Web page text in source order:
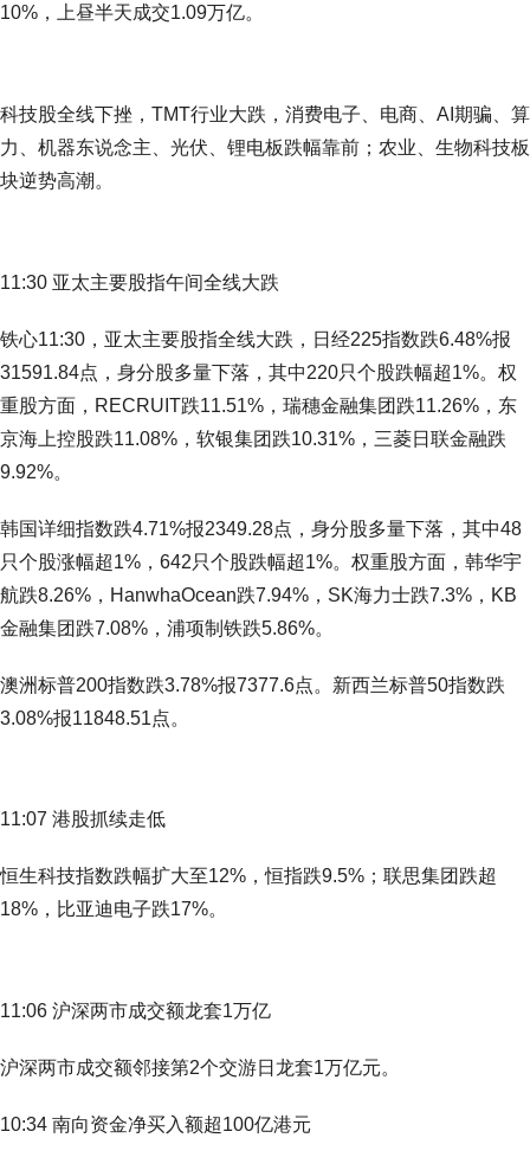
10%，上昼半天成交1.09万亿。
科技股全线下挫，TMT行业大跌，消费电子、电商、AI期骗、算
力、机器东说念主、光伏、锂电板跌幅靠前；农业、生物科技板
块逆势高潮。
11:30 亚太主要股指午间全线大跌
铁心11:30，亚太主要股指全线大跌，日经225指数跌6.48%报
31591.84点，身分股多量下落，其中220只个股跌幅超1%。权
重股方面，RECRUIT跌11.51%，瑞穗金融集团跌11.26%，东
京海上控股跌11.08%，软银集团跌10.31%，三菱日联金融跌
9.92%。
韩国详细指数跌4.71%报2349.28点，身分股多量下落，其中48
只个股涨幅超1%，642只个股跌幅超1%。权重股方面，韩华宇
航跌8.26%，HanwhaOcean跌7.94%，SK海力士跌7.3%，KB
金融集团跌7.08%，浦项制铁跌5.86%。
澳洲标普200指数跌3.78%报7377.6点。新西兰标普50指数跌
3.08%报11848.51点。
11:07 港股抓续走低
恒生科技指数跌幅扩大至12%，恒指跌9.5%；联思集团跌超
18%，比亚迪电子跌17%。
11:06 沪深两市成交额龙套1万亿
沪深两市成交额邻接第2个交游日龙套1万亿元。
10:34 南向资金净买入额超100亿港元